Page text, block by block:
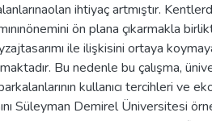
ihtiyaç artmıştır.
ön plana çıkarmakla
ile ilişkisini ortaya
Bu nedenle bu çalışma,
kullanıcı tercihleri ve
Süleyman Demirel Üniversitesi